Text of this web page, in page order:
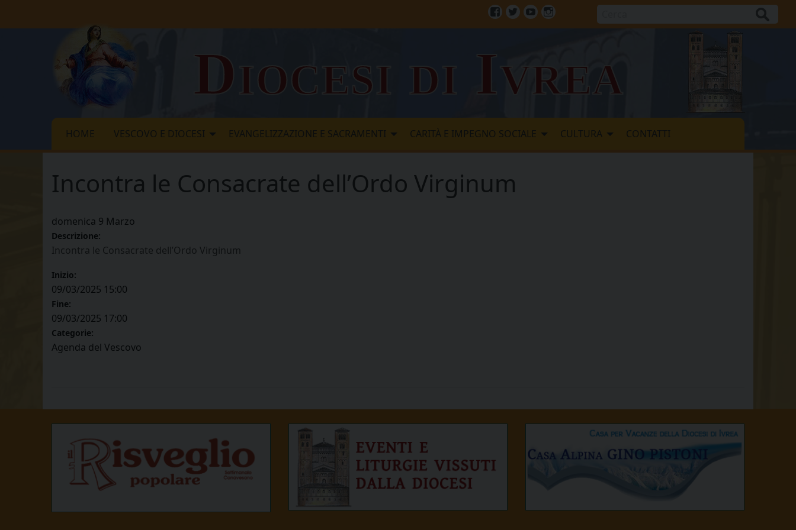
Diocesi di Ivrea
HOME VESCOVO E DIOCESI EVANGELIZZAZIONE E SACRAMENTI CARITÀ E IMPEGNO SOCIALE CULTURA CONTATTI
Incontra le Consacrate dell’Ordo Virginum
domenica 9 Marzo
Descrizione:
Incontra le Consacrate dell’Ordo Virginum
Inizio:
09/03/2025 15:00
Fine:
09/03/2025 17:00
Categorie:
Agenda del Vescovo